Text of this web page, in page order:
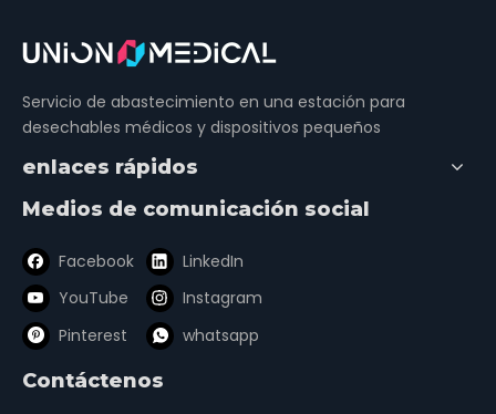
Servicio de abastecimiento en una estación para
desechables médicos y dispositivos pequeños
enlaces rápidos
Medios de comunicación social
Facebook
LinkedIn
YouTube
Instagram
Pinterest
whatsapp
Contáctenos